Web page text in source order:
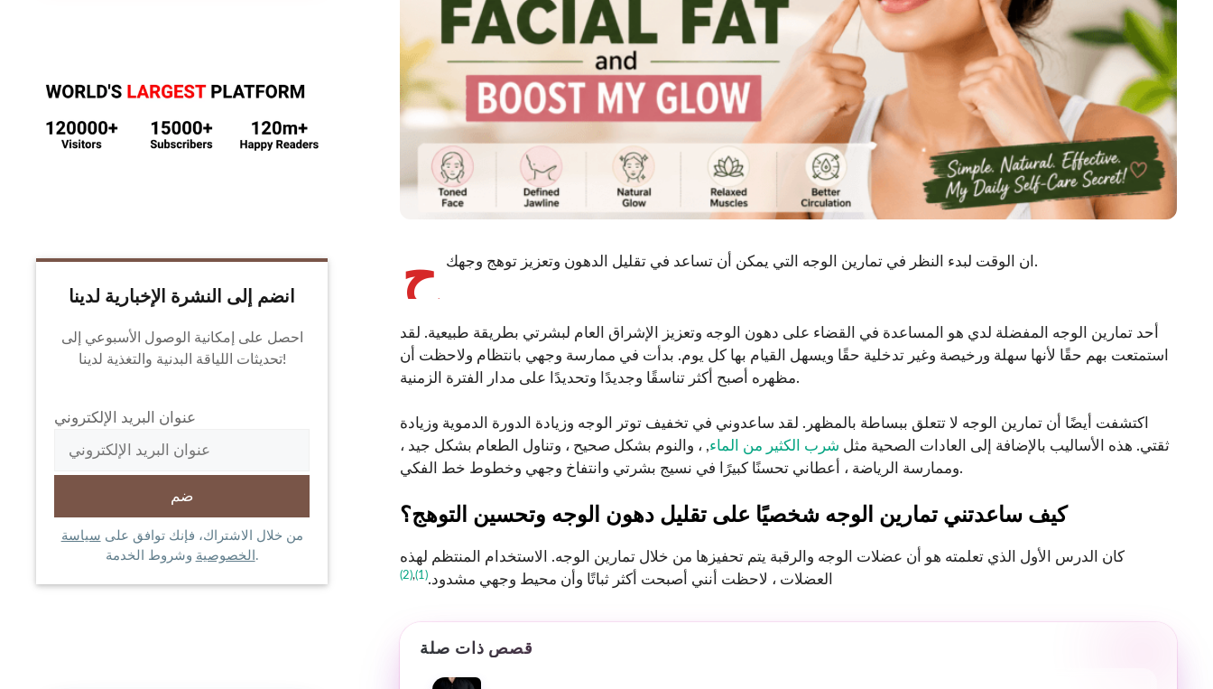
ح ان الوقت لبدء النظر في تمارين الوجه التي يمكن أن تساعد في تقليل الدهون وتعزيز توهج وجهك.
أحد تمارين الوجه المفضلة لدي هو المساعدة في القضاء على دهون الوجه وتعزيز الإشراق العام لبشرتي بطريقة طبيعية. لقد
استمتعت بهم حقًا لأنها سهلة ورخيصة وغير تدخلية حقًا ويسهل القيام بها كل يوم. بدأت في ممارسة وجهي بانتظام ولاحظت أن
مظهره أصبح أكثر تناسقًا وجديدًا وتحديدًا على مدار الفترة الزمنية.
اكتشفت أيضًا أن تمارين الوجه لا تتعلق ببساطة بالمظهر. لقد ساعدوني في تخفيف توتر الوجه وزيادة الدورة الدموية وزيادة
ثقتي. هذه الأساليب بالإضافة إلى العادات الصحية مثل شرب الكثير من الماء, ، والنوم بشكل صحيح ، وتناول الطعام بشكل جيد ،
وممارسة الرياضة ، أعطاني تحسنًا كبيرًا في نسيج بشرتي وانتفاخ وجهي وخطوط خط الفكي.
كيف ساعدتني تمارين الوجه شخصيًا على تقليل دهون الوجه وتحسين التوهج؟
كان الدرس الأول الذي تعلمته هو أن عضلات الوجه والرقبة يتم تحفيزها من خلال تمارين الوجه. الاستخدام المنتظم لهذه
العضلات ، لاحظت أنني أصبحت أكثر ثباتًا وأن محيط وجهي مشدود.(1)
,
(2)
قصص ذات صلة
انضم إلى النشرة الإخبارية لدينا
احصل على إمكانية الوصول الأسبوعي إلى
تحديثات اللياقة البدنية والتغذية لدينا!
عنوان البريد الإلكتروني
من خلال الاشتراك، فإنك توافق على سياسة
الخصوصية وشروط الخدمة.